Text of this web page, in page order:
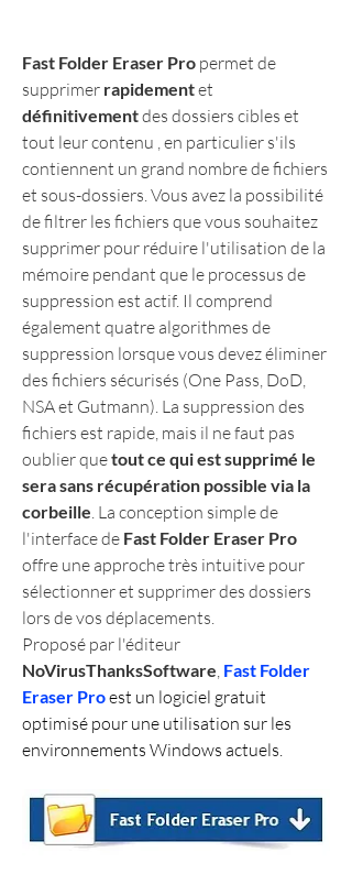
Fast Folder Eraser Pro permet de
supprimer rapidement
définitivement des dossiers cibles et
tout leur contenu , en particulier s'ils
contiennent un grand nombre de fichiers
et sous-dossiers. Vous avez la possibilité
de filtrer les fichiers que vous souhaitez
supprimer pour réduire l'utilisation de la
mémoire pendant que le processus de
suppression est actif. Il comprend
également quatre algorithmes de
suppression lorsque vous devez éliminer
des fichiers sécurisés (One Pass, DoD,
NSA et Gutmann). La suppression des
fichiers est rapide, mais il ne faut pas
oublier que tout ce qui est supprimé le
sera sans récupération possible via la
corbeille . La conception simple de
l'interface de Fast Folder Eraser Pro
offre une approche très intuitive pour
sélectionner et supprimer des dossiers
lors de vos déplacements.
NoVirusThanksSoftware Fast Folder
Eraser Pro est un logiciel gratuit
optimisé pour une utilisation sur les
environnements Windows actuels.